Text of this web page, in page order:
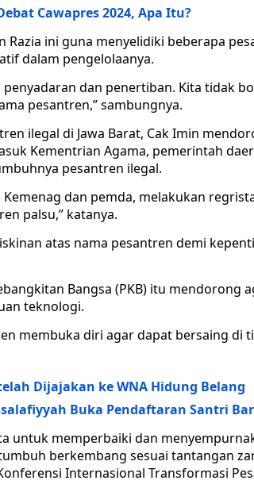
Cawapres 2024, Apa Itu?
Razia ini guna menyelidiki beberapa
dalam pengelolaanya.
penyadaran dan penertiban. Kita tidak
pesantren,” sambungnya.
ilegal di Jawa Barat, Cak Imin
Kementrian Agama, pemerintah
pesantren ilegal.
dan pemda, melakukan
palsu,” katanya.
atas nama pesantren demi
Bangsa (PKB) itu mendorong
teknologi.
membuka diri agar dapat bersaing di
Dijajakan ke WNA Hidung Belang
Buka Pendaftaran Santri
untuk memperbaiki dan
berkembang sesuai tantangan
Internasional Transformasi